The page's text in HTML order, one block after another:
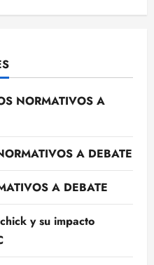
NORMATIVOS A
A DEBATE
A DEBATE
y su impacto